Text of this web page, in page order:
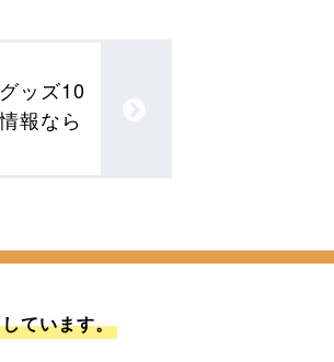
ッズ10
報なら
ています。